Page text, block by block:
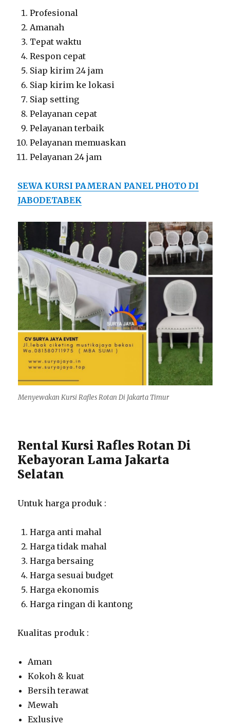
Profesional
Amanah
Tepat waktu
Respon cepat
Siap kirim 24 jam
Siap kirim ke lokasi
Siap setting
Pelayanan cepat
Pelayanan terbaik
Pelayanan memuaskan
Pelayanan 24 jam
SEWA KURSI PAMERAN PANEL PHOTO DI
JABODETABEK
Menyewakan Kursi Rafles Rotan Di Jakarta Timur
Rental Kursi Rafles Rotan Di
Kebayoran Lama Jakarta
Selatan
Untuk harga produk :
Harga anti mahal
Harga tidak mahal
Harga bersaing
Harga sesuai budget
Harga ekonomis
Harga ringan di kantong
Kualitas produk :
Aman
Kokoh & kuat
Bersih terawat
Mewah
Exlusive